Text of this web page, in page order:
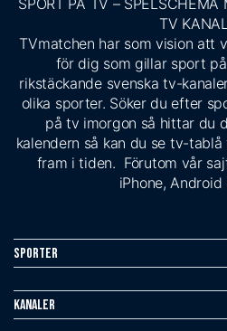
SPORT PÅ TV – SPELSCHEMA
TV
TVmatchen har som vision att
för dig som gillar sport
rikstäckande svenska tv-
olika sporter. Söker du efter
på tv imorgon så hittar du
kalendern så kan du se tv-
fram i tiden. Förutom vår
iPhone, Android
Sporter
Kanaler